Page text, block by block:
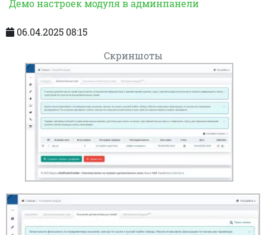
Демо настроек модуля в админпанели
06.04.2025 08:15
Скриншоты